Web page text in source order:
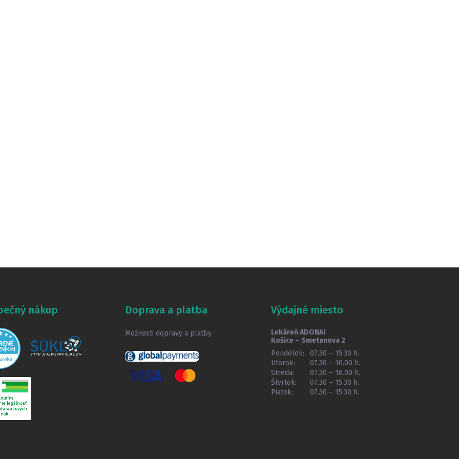
nákup Doprava a platba
Možnosti dopravy a platby
Výdajné miesto
Lekáreň ADONAI
Košice – Smetanova 2
Pondelok:
07.30 – 15.30 h.
Utorok:
07.30 – 16.00 h.
Streda:
07.30 – 16.00 h.
Štvrtok:
07.30 – 15.30 h.
Piatok:
07.30 – 15.30 h.